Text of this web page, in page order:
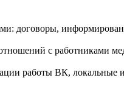
договоры,
с работниками
работы ВК,